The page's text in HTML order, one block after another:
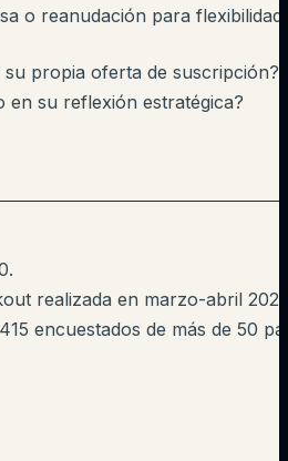
o reanudación para flexibilidad
su propia oferta de suscripción?
en su reflexión estratégica?
realizada en marzo-abril
encuestados de más de 50